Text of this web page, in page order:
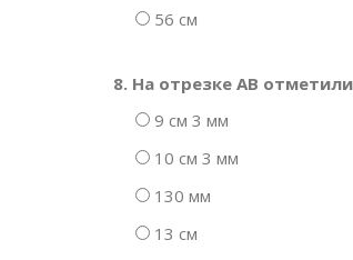
56 см
8. На отрезке АВ
9 см 3 мм
10 см 3 мм
130 мм
13 см